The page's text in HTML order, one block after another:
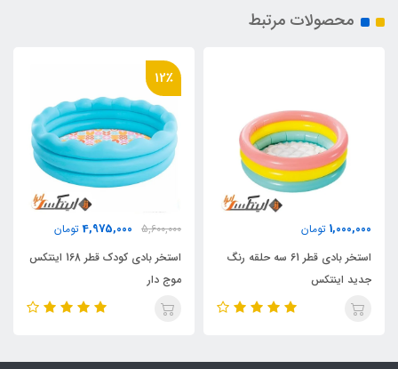
محصولات مرتبط
1,000,000 تومان
استخر بادی قطر 61 سه حلقه رنگ
جدید اینتکس
12٪
5,600,000
4,975,000 تومان
استخر بادی کودک قطر 168 اینتکس
موج دار